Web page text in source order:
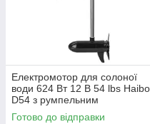
Електромотор для солоної
води 624 Вт 12 В 54 lbs Haibo
D54 з румпельним
управлінням новий
Готово до відправки